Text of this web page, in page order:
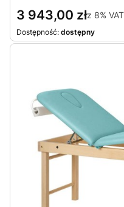
3 943,00 złz 8% VAT
Dostępność: dostępny